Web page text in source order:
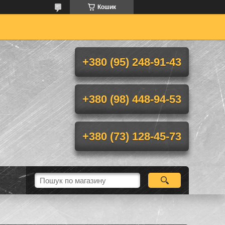
Кошик
+380 (95) 248-91-43
+380 (98) 448-94-53
+380 (73) 128-45-73